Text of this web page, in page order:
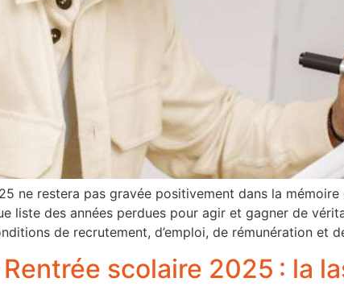
ne restera pas gravée positivement dans la
liste des années perdues pour agir et gagner de
de recrutement, d’emploi, de rémunération et
Rentrée scolaire 2025 : la